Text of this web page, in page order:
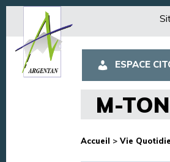
ESPACE
M-
Accueil > Vie